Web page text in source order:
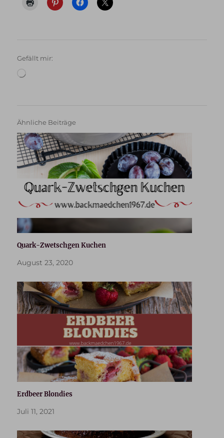
Gefällt mir:
Ähnliche Beiträge
Quark-Zwetschgen Kuchen
August 23, 2020
Erdbeer Blondies
Juli 11, 2021